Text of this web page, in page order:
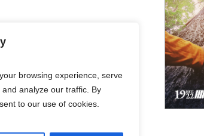
browsing experience, serve
analyze our traffic. By
to our use of cookies.